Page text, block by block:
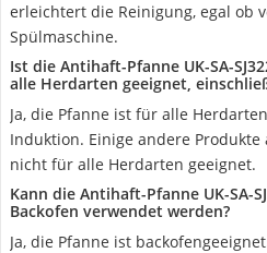
erleichtert die Reinigung, egal ob
Spülmaschine.
Ist die Antihaft-Pfanne UK-SA-
alle Herdarten geeignet,
Ja, die Pfanne ist für alle
Induktion. Einige andere
nicht für alle Herdarten geeignet.
Kann die Antihaft-Pfanne UK-SA-
Backofen verwendet werden?
Ja, die Pfanne ist